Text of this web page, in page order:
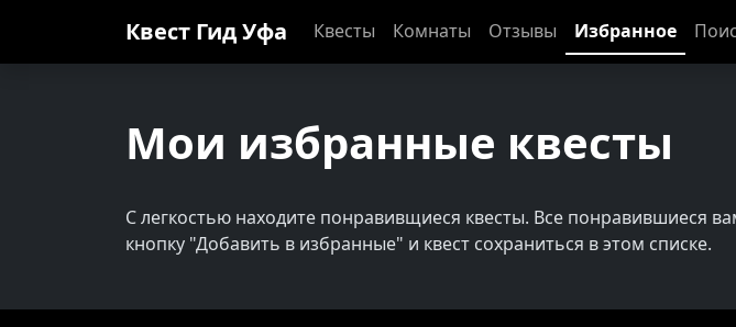
Квест ГидУфа Квесты Комнаты Отзывы Избранное
Мои избранные квесты
С легкостью находите понравивщиеся квесты. Все понравившиеся
кнопку "Добавить в избранные" и квест сохраниться в этом списке.